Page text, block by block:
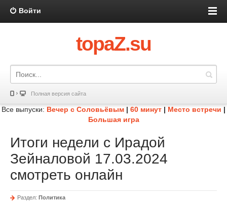
Войти
topaZ.su
Полная версия сайта
Все выпуски: Вечер с Соловьёвым | 60 минут | Место встречи |
Большая игра
Итоги недели с Ирадой
Зейналовой 17.03.2024
смотреть онлайн
Раздел: Политика